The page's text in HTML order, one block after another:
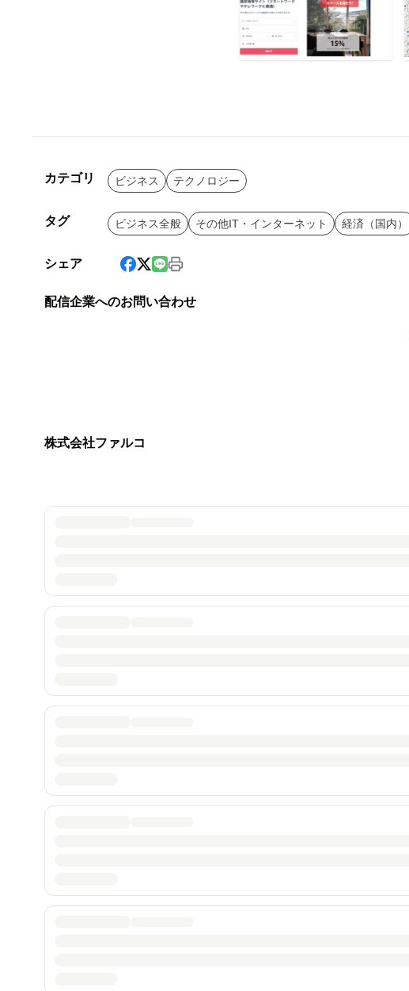
カテゴリ ビジネス テクノロジー
タグ ビジネス全般 その他IT・インターネット 経済（国内）
シェア
配信企業へのお問い合わせ
株式会社ファルコ